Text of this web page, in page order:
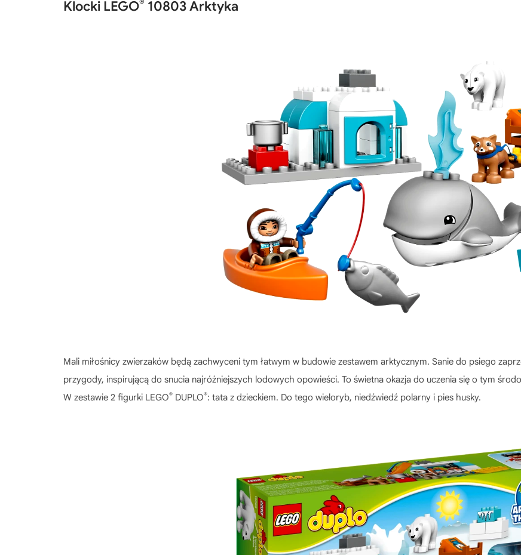
Klocki LEGO® 10803 Arktyka
Mali miłośnicy zwierzaków będą zachwyceni tym łatwym w budowie zestawem arktycznym. Sanie do psiego
przygody, inspirującą do snucia najróżniejszych lodowych opowieści. To świetna okazja do uczenia się o tym
W zestawie 2 figurki LEGO® DUPLO®: tata z dzieckiem. Do tego wieloryb, niedźwiedź polarny i pies husky.